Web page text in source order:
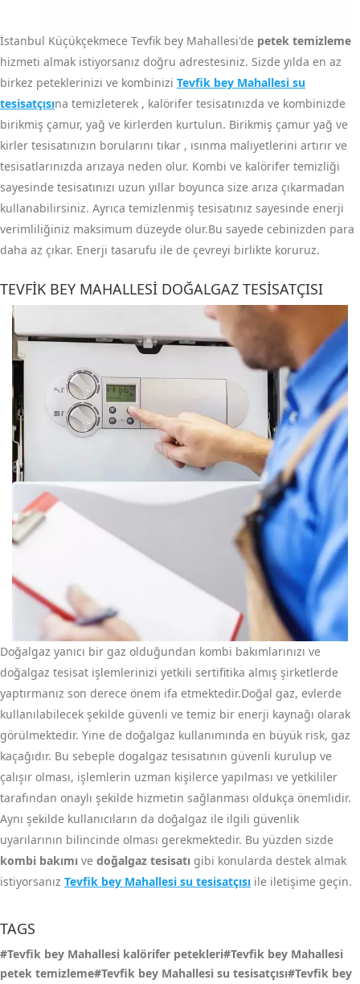
İstanbul Küçükçekmece Tevfik bey Mahallesi'de petek temizleme
hizmeti almak istiyorsanız doğru adrestesiniz. Sizde yılda en az
birkez peteklerinizi ve kombinizi Tevfik bey Mahallesi su
tesisatçısına temizleterek , kalörifer tesisatınızda ve kombinizde
birikmiş çamur, yağ ve kirlerden kurtulun. Birikmiş çamur yağ ve
kirler tesisatınızın borularını tıkar , ısınma maliyetlerini artırır ve
tesisatlarınızda arızaya neden olur. Kombi ve kalörifer temizliği
sayesinde tesisatınızı uzun yıllar boyunca size arıza çıkarmadan
kullanabilirsiniz. Ayrıca temizlenmiş tesisatınız sayesinde enerji
verimliliğiniz maksimum düzeyde olur.Bu sayede cebinizden para
daha az çıkar. Enerji tasarufu ile de çevreyi birlikte koruruz.
TEVFIK BEY MAHALLESI DOĞALGAZ TESISATÇISI
Doğalgaz yanıcı bir gaz olduğundan kombi bakımlarınızı ve
doğalgaz tesisat işlemlerinizi yetkili sertifitika almış şirketlerde
yaptırmanız son derece önem ifa etmektedir.Doğal gaz, evlerde
kullanılabilecek şekilde güvenli ve temiz bir enerji kaynağı olarak
görülmektedir. Yine de doğalgaz kullanımında en büyük risk, gaz
kaçağıdır. Bu sebeple dogalgaz tesisatının güvenli kurulup ve
çalışır olması, işlemlerin uzman kişilerce yapılması ve yetkililer
tarafından onaylı şekilde hizmetin sağlanması oldukça önemlidir.
Aynı şekilde kullanıcıların da doğalgaz ile ilgili güvenlik
uyarılarının bilincinde olması gerekmektedir. Bu yüzden sizde
kombi bakımı ve doğalgaz tesisatı gibi konularda destek almak
istiyorsanız Tevfik bey Mahallesi su tesisatçısı ile iletişime geçin.
TAGS
#Tevfik bey Mahallesi kalörifer petekleri#Tevfik bey Mahallesi
petek temizleme#Tevfik bey Mahallesi su tesisatçısı#Tevfik bey